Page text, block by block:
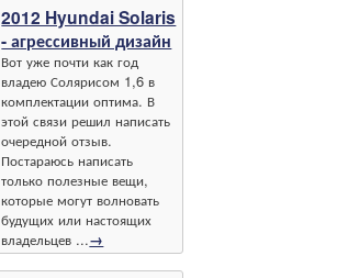
2012 Hyundai Solaris
- агрессивный дизайн
Вот уже почти как год
владею Солярисом 1,6 в
комплектации оптима. В
этой связи решил написать
очередной отзыв.
Постараюсь написать
только полезные вещи,
которые могут волновать
будущих или настоящих
владельцев ...→